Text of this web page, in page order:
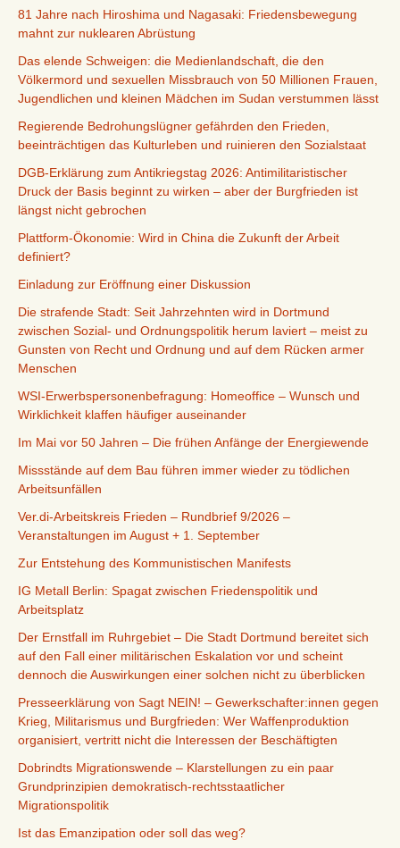
81 Jahre nach Hiroshima und Nagasaki: Friedensbewegung
mahnt zur nuklearen Abrüstung
Das elende Schweigen: die Medienlandschaft, die den
Völkermord und sexuellen Missbrauch von 50 Millionen Frauen,
Jugendlichen und kleinen Mädchen im Sudan verstummen lässt
Regierende Bedrohungslügner gefährden den Frieden,
beeinträchtigen das Kulturleben und ruinieren den Sozialstaat
DGB-Erklärung zum Antikriegstag 2026: Antimilitaristischer
Druck der Basis beginnt zu wirken – aber der Burgfrieden ist
längst nicht gebrochen
Plattform-Ökonomie: Wird in China die Zukunft der Arbeit
definiert?
Einladung zur Eröffnung einer Diskussion
Die strafende Stadt: Seit Jahrzehnten wird in Dortmund
zwischen Sozial- und Ordnungspolitik herum laviert – meist zu
Gunsten von Recht und Ordnung und auf dem Rücken armer
Menschen
WSI-Erwerbspersonenbefragung: Homeoffice – Wunsch und
Wirklichkeit klaffen häufiger auseinander
Im Mai vor 50 Jahren – Die frühen Anfänge der Energiewende
Missstände auf dem Bau führen immer wieder zu tödlichen
Arbeitsunfällen
Ver.di-Arbeitskreis Frieden – Rundbrief 9/2026 –
Veranstaltungen im August + 1. September
Zur Entstehung des Kommunistischen Manifests
IG Metall Berlin: Spagat zwischen Friedenspolitik und
Arbeitsplatz
Der Ernstfall im Ruhrgebiet – Die Stadt Dortmund bereitet sich
auf den Fall einer militärischen Eskalation vor und scheint
dennoch die Auswirkungen einer solchen nicht zu überblicken
Presseerklärung von Sagt NEIN! – Gewerkschafter:innen gegen
Krieg, Militarismus und Burgfrieden: Wer Waffenproduktion
organisiert, vertritt nicht die Interessen der Beschäftigten
Dobrindts Migrationswende – Klarstellungen zu ein paar
Grundprinzipien demokratisch-rechtsstaatlicher
Migrationspolitik
Ist das Emanzipation oder soll das weg?